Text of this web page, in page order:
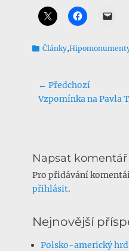
Kategorie
Články,
Navigace
pro
← Předchozí
Předchozí
Vzpomínka na Pavla
Napsat komentář
Pro přidávání
přihlásit.
Nejnovější
Polsko-americký